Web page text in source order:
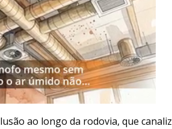
ao longo da rodovia, que